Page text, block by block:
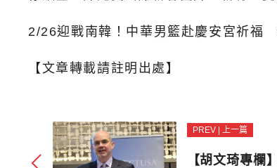
2/26迎戰南韓！中華男籃赴慶安宮祈福
【文章轉載請註明出處】
PREV | 上一篇
【胡文琦專欄